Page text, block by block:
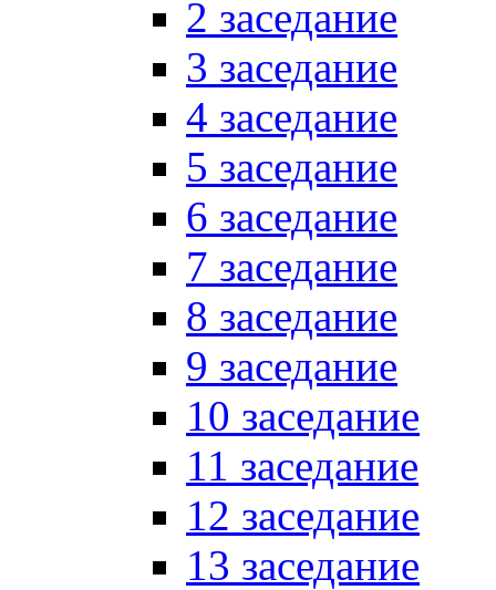
2 заседание
3 заседание
4 заседание
5 заседание
6 заседание
7 заседание
8 заседание
9 заседание
10 заседание
11 заседание
12 заседание
13 заседание